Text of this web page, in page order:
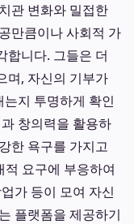
관 변화와 밀접한
만큼이나 사회적 가
합니다. 그들은 더
며, 자신의 기부가
지 투명하게 확인
창의력을 활용하
한 욕구를 가지고
적 요구에 부응하여
가 등이 모여 자신
플랫폼을 제공하기